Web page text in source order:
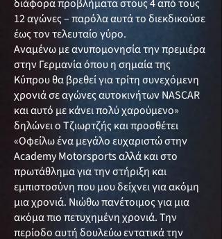
διάφορα προβλήματα στους 4 από τους
12 αγώνες – παρόλα αυτά το διεκδικούσε
έως τον τελευταίο γύρο.
Αναμένω με ανυπομονησία την πρεμιέρα
στην Γερμανία όπου η σημαία της
Κύπρου θα βρεθεί για τρίτη συνεχόμενη
χρονιά σε αγώνες αυτοκινήτων NASCAR
και αυτό με κάνει πολύ χαρούμενο»
δηλώνει ο Τζιωρτζής και προσθέτει
«Οφείλω ένα μεγάλο ευχαριστώ στην
Academy Motorsports αλλά και στο
πρωτάθλημα για την στήριξη και
εμπιστοσύνη που μου δείχνει για ακόμη
μια χρονιά. Νιώθω πανέτοιμος για μια
ακόμα πιο πετυχημένη χρονιά. Την
περίοδο αυτή δουλεύω εντατικά την